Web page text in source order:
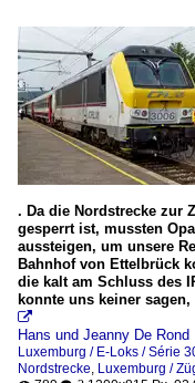
. Da die Nordstrecke zur
gesperrt ist, mussten
aussteigen, um unsere
Bahnhof von Ettelbrück
die kalt am Schluss des
konnte uns keiner

Hans und Jeanny De Rond
Luxemburg / E-Loks / Série
Nordstrecke, Luxemburg /